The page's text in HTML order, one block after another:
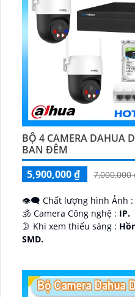
BỘ 4 CAMERA DAHUA
BAN ĐÊM
5,900,000 ₫
7,000,000
👁️‍🗨 Chất lượng hình Ảnh :
🕉️ Camera Công nghệ : IP.
🌛 Khi xem thiếu sáng :
SMD.